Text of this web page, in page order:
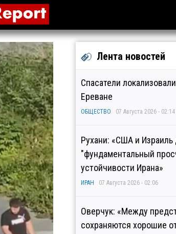
Лента новостей
Спасатели
Ереване
ОБЩЕСТВО 07 Августа 2026 - 02:14
Рухани: «США и Израиль
"фундаментальный
устойчивости Ирана»
ИРАН 07 Августа 2026 - 02:06
Оверчук: «Между
сохраняются хорошие